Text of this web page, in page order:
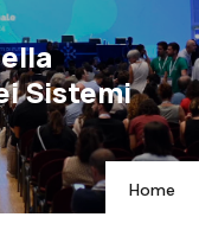
Sistemi
Home